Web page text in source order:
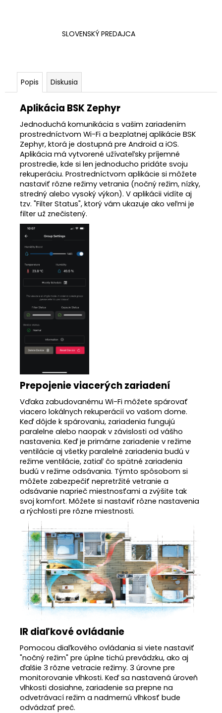
SLOVENSKÝ PREDAJCA
Popis Diskusia
Aplikácia BSK Zephyr
Jednoduchá komunikácia s vašim zariadením
prostredníctvom Wi-Fi a bezplatnej aplikácie BSK
Zephyr, ktorá je dostupná pre Android a iOS.
Aplikácia má vytvorené užívateľsky príjemné
prostredie, kde si len jednoducho pridáte svoju
rekuperáciu. Prostredníctvom aplikácie si môžete
nastaviť rôzne režimy vetrania (nočný režim, nízky,
stredný alebo vysoký výkon). V aplikácii vidíte aj
tzv. "Filter Status", ktorý vám ukazuje ako veľmi je
filter už znečistený.
Prepojenie viacerých zariadení
Vďaka zabudovanému Wi-Fi môžete spárovať
viacero lokálnych rekuperácií vo vašom dome.
Keď dôjde k spárovaniu, zariadenia fungujú
paralelne alebo naopak v závislosti od vášho
nastavenia. Keď je primárne zariadenie v režime
ventilácie aj všetky paralelné zariadenia budú v
režime ventilácie, zatiaľ čo spätné zariadenia
budú v režime odsávania. Týmto spôsobom si
môžete zabezpečiť nepretržité vetranie a
odsávanie naprieč miestnosťami a zvýšite tak
svoj komfort. Môžete si nastaviť rôzne nastavenia
a rýchlosti pre rôzne miestnosti.
IR diaľkové ovládanie
Pomocou diaľkového ovládania si viete nastaviť
"nočný režim" pre úplne tichú prevádzku, ako aj
ďalšie 3 rôzne vetracie režimy. 3 úrovne pre
monitorovanie vlhkosti. Keď sa nastavená úroveň
vlhkosti dosiahne, zariadenie sa prepne na
odvetrávací režim a nadmernú vlhkosť bude
odvádzať preč.